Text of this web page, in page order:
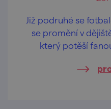
Již podruhé se
se promění v
který potěší